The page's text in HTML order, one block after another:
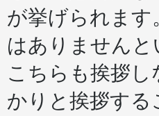
が挙げられます
はありません
こちらも挨拶
かりと挨拶する